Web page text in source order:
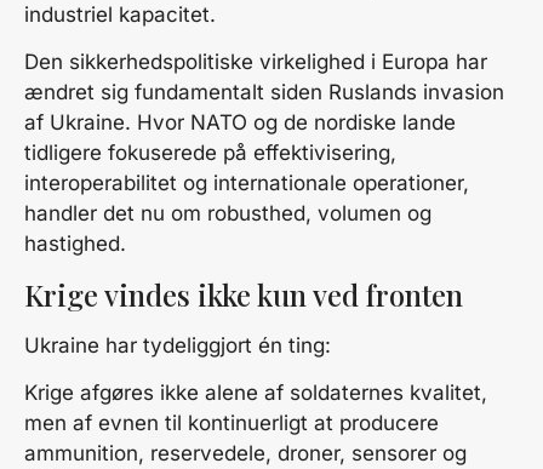
industriel kapacitet.
Den sikkerhedspolitiske virkelighed i Europa har
ændret sig fundamentalt siden Ruslands invasion
af Ukraine. Hvor NATO og de nordiske lande
tidligere fokuserede på effektivisering,
interoperabilitet og internationale operationer,
handler det nu om robusthed, volumen og
hastighed.
Krige vindes ikke kun ved fronten
Ukraine har tydeliggjort én ting:
Krige afgøres ikke alene af soldaternes kvalitet,
men af evnen til kontinuerligt at producere
ammunition, reservedele, droner, sensorer og